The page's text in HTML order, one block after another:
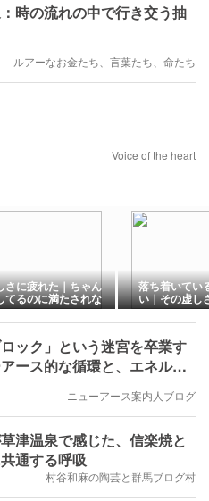
時の流れの中で行き交う抽
ルアーなお金たち、言葉たち、命たち
Voice of the heart
さに疲れた｜ちゃん
てるのに満たされな
落ち着いてい
い｜その虚し
イン？
ロック」という迷宮を卒業す
ース的な循環と、エネルギ
ニューアース案内人ブログ
津温泉で感じた、信楽焼と
通する呼吸
村谷和麻の陶芸と群馬ブログ村